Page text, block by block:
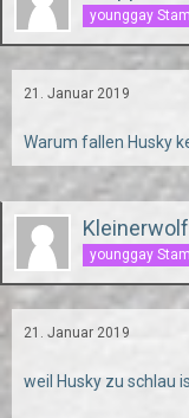
younggay
21. Januar 2019
Warum fallen Husky
Kleinerwolf
younggay
21. Januar 2019
weil Husky zu schlau